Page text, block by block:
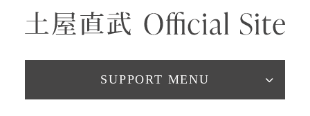
SUPPORT MENU